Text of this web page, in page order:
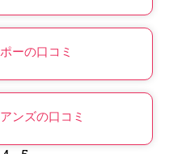
ーの口コミ
ンズの口コミ